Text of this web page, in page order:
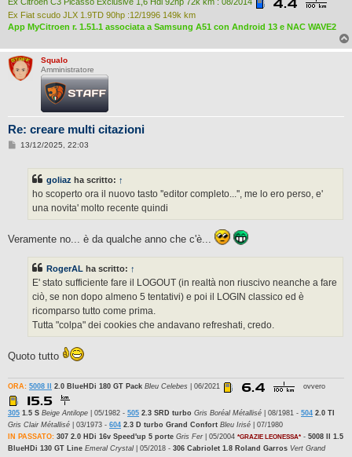
Ex Citroen C3 Picasso Exclusive 1,6 Hdi 92hp 72k km : 08/2014
Ex Fiat scudo JLX 1.9TD 90hp :12/1996 149k km
App MyCitroen r. 1.51.1 associata a Samsung A51 con Android 13 e NAC WAVE2
Squalo
Amministratore
Re: creare multi citazioni
M13/12/2025, 22:03
goliaz ha scritto: ↑
ho scoperto ora il nuovo tasto ''editor completo...'', me lo ero perso, e'
una novita' molto recente quindi
Veramente no... è da qualche anno che c'è...
RogerAL ha scritto: ↑
E' stato sufficiente fare il LOGOUT (in realtà non riuscivo neanche a fare
ciò, se non dopo almeno 5 tentativi) e poi il LOGIN classico ed è
ricomparso tutto come prima.
Tutta "colpa" dei cookies che andavano refreshati, credo.
Quoto tutto
ORA: 5008 II 2.0 BlueHDi 180 GT Pack Bleu Celebes | 06/2021 ovvero
305 1.5 S Beige Antilope | 05/1982 - 505 2.3 SRD turbo Gris Boréal Métallisé | 08/1981 - 504 2.0 TI
Gris Clair Métallisé | 03/1973 - 604 2.3 D turbo Grand Confort Bleu Irisé | 07/1980
IN PASSATO: 307 2.0 HDi 16v Speed'up 5 porte Gris Fer| 05/2004 *GRAZIE LEONESSA* - 5008 II 1.5
BlueHDi 130 GT Line Emeral Crystal | 05/2018 - 306 Cabriolet 1.8 Roland Garros Vert Grand